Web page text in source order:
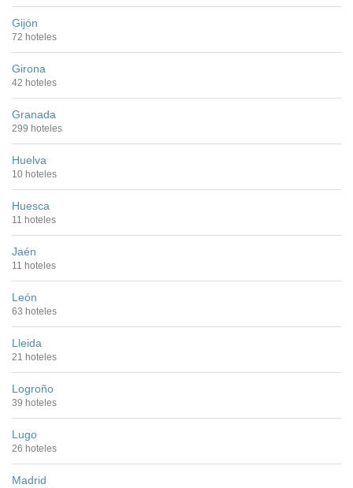
Gijón
72 hoteles
Girona
42 hoteles
Granada
299 hoteles
Huelva
10 hoteles
Huesca
11 hoteles
Jaén
11 hoteles
León
63 hoteles
Lleida
21 hoteles
Logroño
39 hoteles
Lugo
26 hoteles
Madrid